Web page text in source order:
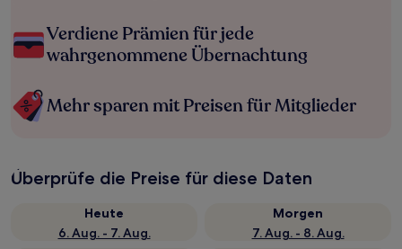
Verdiene Prämien für jede
wahrgenommene Übernachtung
Mehr sparen mit Preisen für Mitglieder
Überprüfe die Preise für diese Daten
Heute
6. Aug. - 7. Aug.
Morgen
7. Aug. - 8. Aug.